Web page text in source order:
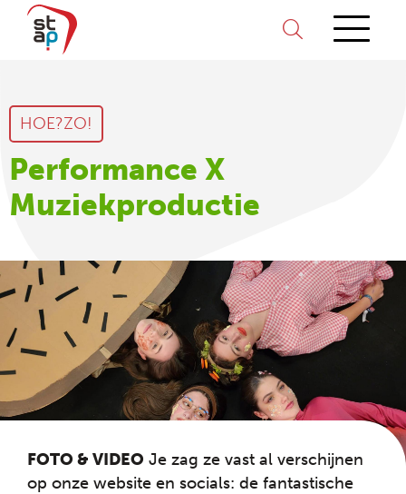
HOE?ZO!
Performance X
Muziekproductie
FOTO & VIDEO Je zag ze vast al verschijnen
op onze website en socials: de fantastische